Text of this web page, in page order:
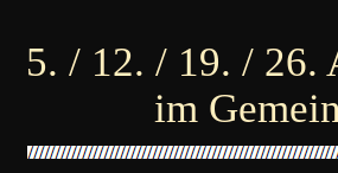
5. / 12. / 19. /
im